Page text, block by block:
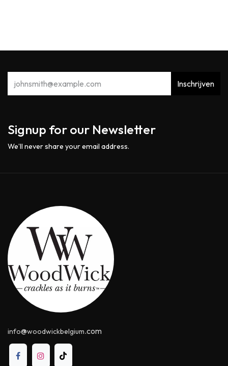
Inschrijven
Signup for our Newsletter
We’ll never share your email address.
info@woodwickbelgium.com